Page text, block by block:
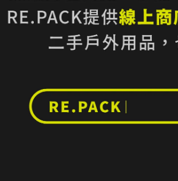
/ Everyday Outdoor 定位 / PFAS-Free 製程
能無虞
主要功能的瑕疵，請仔細評估商品狀況